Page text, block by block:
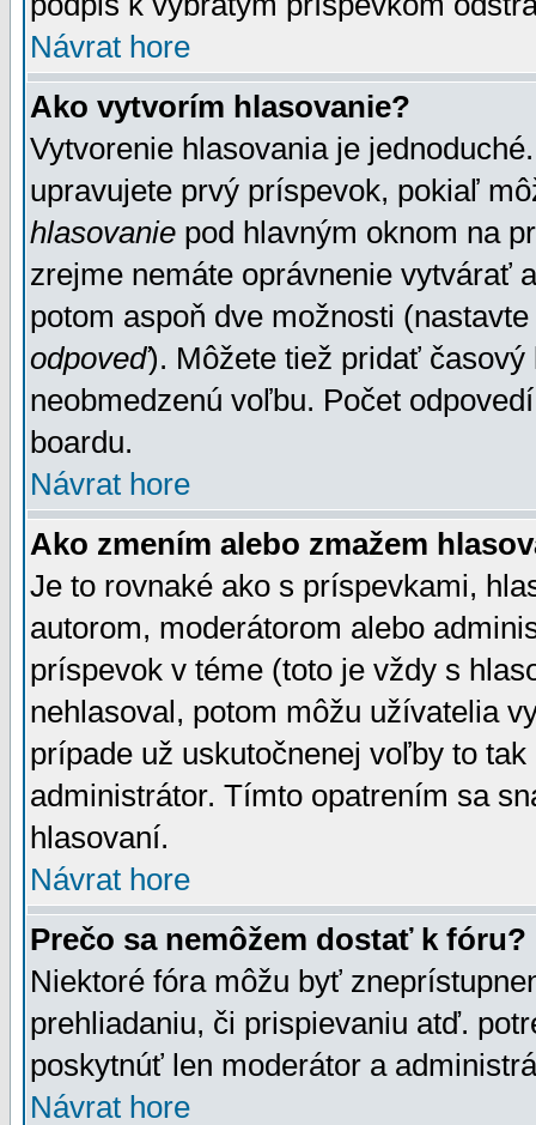
Návrat hore
Ako vytvorím hlasovanie?
Vytvorenie hlasovania je
upravujete prvý príspevok, pokiaľ
hlasovanie pod hlavným oknom na
zrejme nemáte oprávnenie vytvárať
potom aspoň dve možnosti
odpoveď). Môžete tiež pridať
neobmedzenú voľbu. Počet
boardu.
Návrat hore
Ako zmením alebo zmažem
Je to rovnaké ako s príspevkami,
autorom, moderátorom alebo
príspevok v téme (toto je vždy s
nehlasoval, potom môžu užívatelia
prípade už uskutočnenej voľby to
administrátor. Tímto opatrením sa
hlasovaní.
Návrat hore
Prečo sa nemôžem dostať k fóru?
Niektoré fóra môžu byť
prehliadaniu, či prispievaniu atď.
poskytnúť len moderátor a
Návrat hore